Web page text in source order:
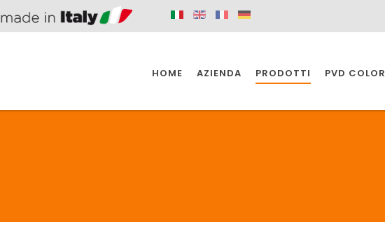
HOME AZIENDA PRODOTTI
PER
SIFONI SPAZIO PER
SIFONI SPAZIO PER
PVD COLOR
IL BAGNO
L'INDUSTRIA